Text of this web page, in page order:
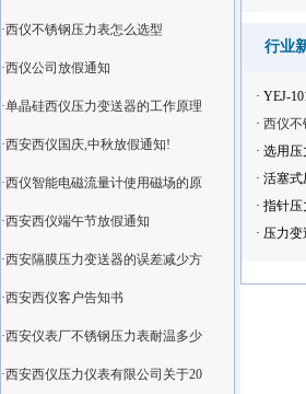
·西仪不锈钢压力表怎么选型
·西仪公司放假通知
·单晶硅西仪压力变送器的工作原理
·西安西仪国庆,中秋放假通知!
·西仪智能电磁流量计使用磁场的原
·西安西仪端午节放假通知
·西安隔膜压力变送器的误差减少方
·西安西仪客户告知书
·西安仪表厂不锈钢压力表耐温多少
·西安西仪压力仪表有限公司关于20
行业
· YEJ-
· 西仪不
· 选用压
· 活塞式
· 指针压
· 压力变